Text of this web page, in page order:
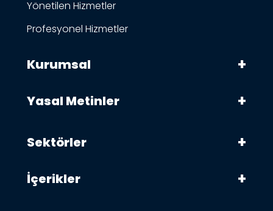
Yönetilen Hizmetler
Profesyonel Hizmetler
Kurumsal
Yasal Metinler
Sektörler
İçerikler